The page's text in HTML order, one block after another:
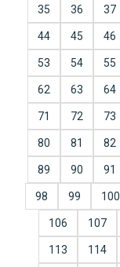
35 36 37
44 45 46
53 54 55
62 63 64
71 72 73
80 81 82
89 90 91
98 99 100
106 107
113 114